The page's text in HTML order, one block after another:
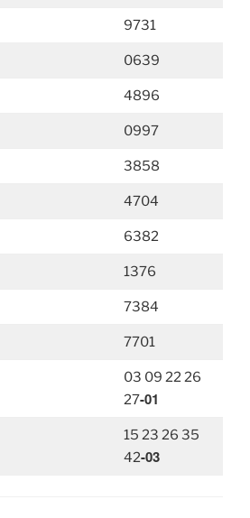
9731
0639
4896
0997
3858
4704
6382
1376
7384
7701
03 09 22 26
27-01
15 23 26 35
42-03